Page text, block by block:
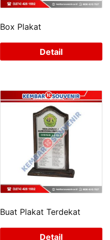
Box Plakat
Detail
Buat Plakat Terdekat
Detail